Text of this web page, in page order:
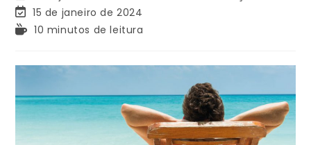
15 de janeiro de 2024
10 minutos de leitura